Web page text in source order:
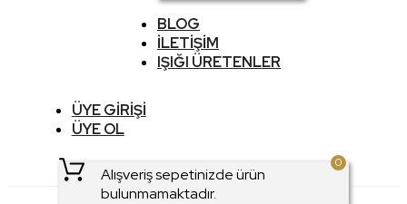
BLOG
İLETIŞIM
IŞIĞI ÜRETENLER
ÜYE GIRIŞI
ÜYE OL
0
Alışveriş sepetinizde ürün
bulunmamaktadır.